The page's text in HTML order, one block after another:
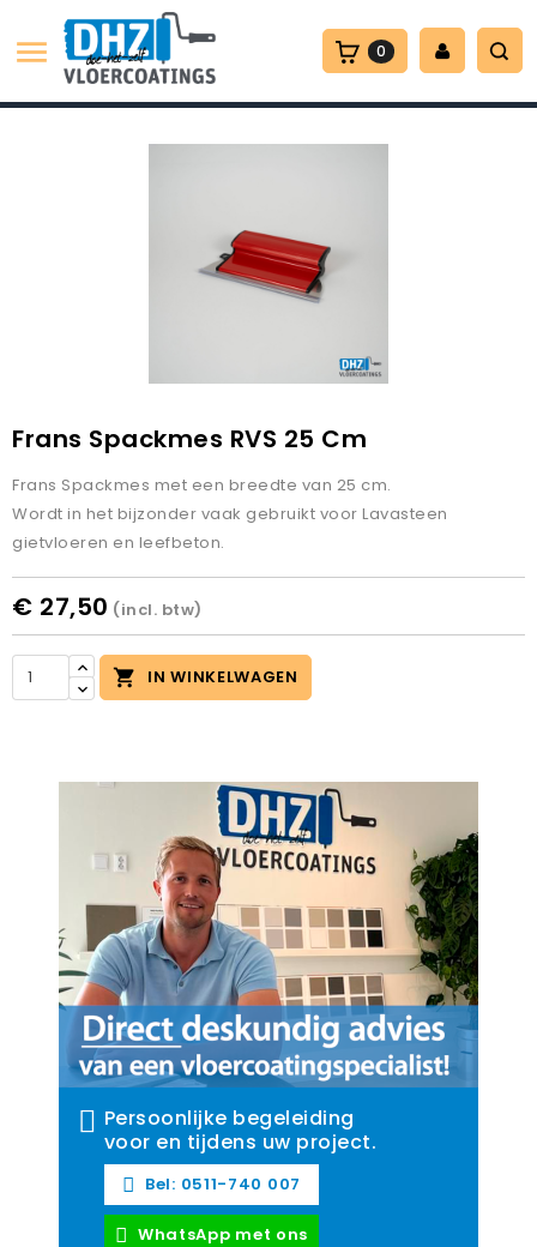
 0
Frans Spackmes RVS 25 Cm
Frans Spackmes met een breedte van 25 cm.
Wordt in het bijzonder vaak gebruikt voor Lavasteen
gietvloeren en leefbeton.
€ 27,50 (incl. btw)
 IN WINKELWAGEN
Persoonlijke begeleiding
voor en tijdens uw project.
Bel: 0511-740 007
WhatsApp met ons